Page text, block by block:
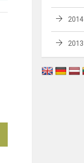
2014
2013